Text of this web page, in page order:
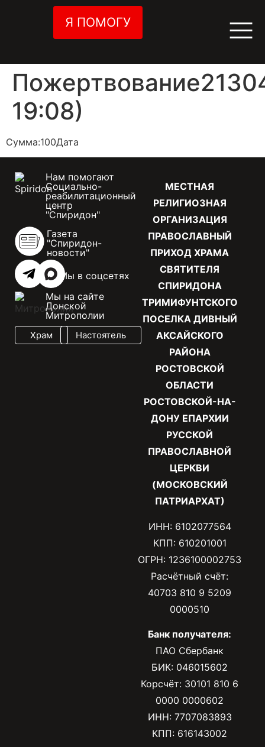
Я ПОМОГУ
19:08)
Сумма:100Дата
МЕСТНАЯ
РЕЛИГИОЗНАЯ
ОРГАНИЗАЦИЯ
ПРАВОСЛАВНЫЙ
ПРИХОД ХРАМА
СВЯТИТЕЛЯ
СПИРИДОНА
ТРИМИФУНТСКОГО
ПОСЕЛКА ДИВНЫЙ
АКСАЙСКОГО
РАЙОНА
РОСТОВСКОЙ
ОБЛАСТИ
РОСТОВСКОЙ-НА-
ДОНУ ЕПАРХИИ
РУССКОЙ
ПРАВОСЛАВНОЙ
ЦЕРКВИ
(МОСКОВСКИЙ
ПАТРИАРХАТ)
ИНН: 6102077564
КПП: 610201001
ОГРН: 1236100002753
Расчётный счёт:
40703 810 9 5209
0000510
Банк получателя:
ПАО Сбербанк
БИК: 046015602
Корсчёт: 30101 810 6
0000 0000602
ИНН: 7707083893
КПП: 616143002
Нам помогают
Социально-
реабилитационный
центр
"Спиридон"
Газета
"Спиридон-
новости"
Мы в соцсетях
Мы на сайте
Донской
Митрополии
Храм Настоятель